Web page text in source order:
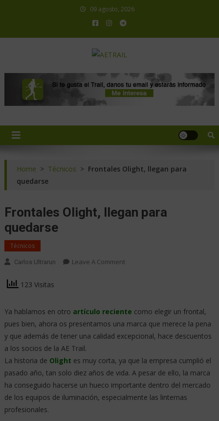
09 agosto, 2026
Home > Técnicos > Frontales Olight, llegan para
quedarse
Frontales Olight, llegan para
quedarse
Técnicos
Carlos Ultrarun Leave A Comment
123 Visitas
Ya hablamos en otro artículo reciente como elegir un frontal,
pues bien, ahora os presentamos una marca que merece la pena
y que además de tener una calidad excepcional, hace descuentos
a los socios de la AE Trail.
La historia de Olight es muy corta, ya que la empresa cumplió el
pasado año, tan solo diez años de vida. A pesar de ello, la marca
ha conseguido hacerse un hueco importante dentro del mercado
de los equipos de iluminación, especialmente las linternas
profesionales.